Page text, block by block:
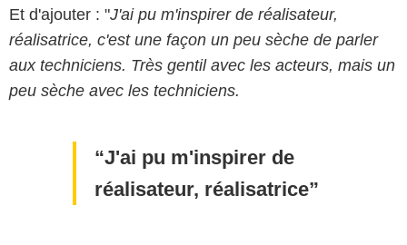
Et d'ajouter : "J'ai pu m'inspirer de réalisateur,
réalisatrice, c'est une façon un peu sèche de parler
aux techniciens. Très gentil avec les acteurs, mais un
peu sèche avec les techniciens.
J'ai pu m'inspirer de
réalisateur, réalisatrice